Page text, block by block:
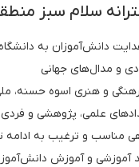
سلام سبز
دانش‌آموزان به
و مدال‌های جهانی
و هنری اسوه حسنه،
علمی، پژوهشی و فردی
مناسب و ترغیب به
و آموزش